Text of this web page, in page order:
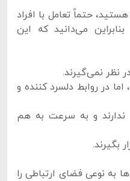
حتماً تعامل با افراد
می‌دانید که این
نظر نمی‌گیرند.
در روابط دلسرد کننده و
ندارند و به سرعت به هم
بگیرند.
به نوعی فضای ارتباطی را